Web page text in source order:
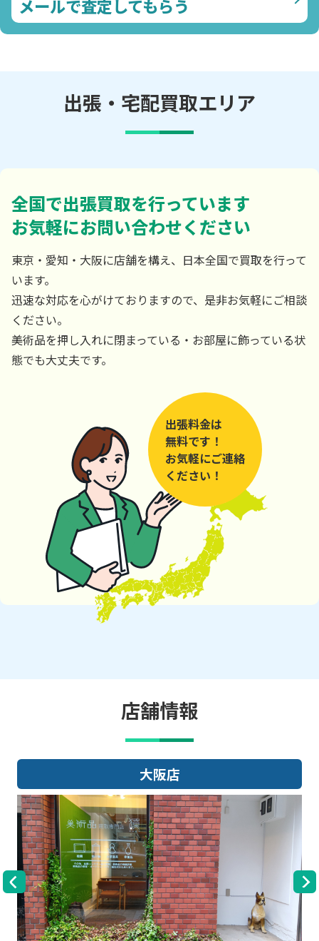
メールで査定してもらう
出張・宅配買取エリア
全国で出張買取を行っています
お気軽にお問い合わせください
東京・愛知・大阪に店舗を構え、日本全国で買取を行って
います。
迅速な対応を心がけておりますので、是非お気軽にご相談
ください。
美術品を押し入れに閉まっている・お部屋に飾っている状
態でも大丈夫です。
出張料金は
無料です！
お気軽にご連絡
ください！
店舗情報
大阪店